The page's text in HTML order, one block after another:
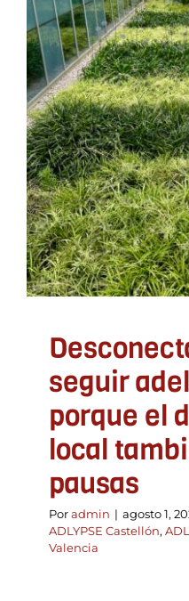
desarrollo
ADLYPSE Alicante
CV
seguir
porque el
local
pausas
Poradmin | agosto 1,
ADLYPSE Castellón,
Valencia